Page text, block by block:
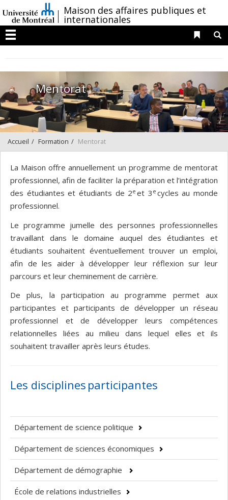
au
contenu
/Maison des affaires publiques et
internationales
Menu
Liens
Mentorat
Accueil Formation Mentorat
La Maison offre annuellement un programme de mentorat
professionnel, afin de faciliter la préparation et l’intégration
des étudiantes et étudiants de 2e et 3 e cycles au monde
professionnel.
Le programme jumelle des personnes professionnelles
travaillant dans le domaine auquel des étudiantes et
étudiants souhaitent éventuellement trouver un emploi,
afin de les aider à développer leur réflexion sur leur
parcours et leur cheminement de carrière.
De plus, la participation au programme permet aux
participantes et participants de développer un réseau
professionnel et de développer leurs compétences
relationnelles liées au milieu dans lequel elles et ils
souhaitent travailler après leurs études.
Les disciplines participantes
Département de science politique
Département de sciences économiques
Département de démographie
École de relations industrielles